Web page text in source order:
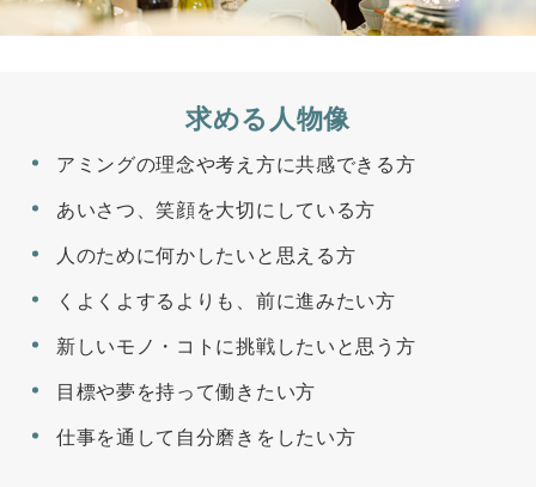
求める人物像
アミングの理念や考え方に共感できる方
あいさつ、笑顔を大切にしている方
人のために何かしたいと思える方
くよくよするよりも、前に進みたい方
新しいモノ・コトに挑戦したいと思う方
目標や夢を持って働きたい方
仕事を通して自分磨きをしたい方